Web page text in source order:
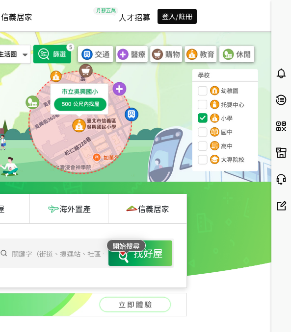
信義居家 人才招募 登入/註冊
海外置產 信義居家
開始搜尋找好屋